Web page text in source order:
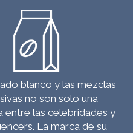
blanco y las mezclas
no son solo una
entre las celebridades y
La marca de su